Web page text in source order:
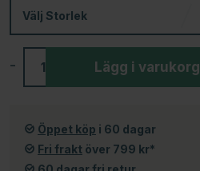
Välj Storlek
- Lägg i varukorg
Öppet köp i 60 dagar
Fri frakt över 799 kr*